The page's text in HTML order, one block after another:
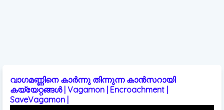
വാഗമണ്ണിനെ കാർന്നു തിന്നുന്ന കാൻസറായി
കയ്യേറ്റങ്ങൾ | Vagamon | Encroachment |
SaveVagamon |